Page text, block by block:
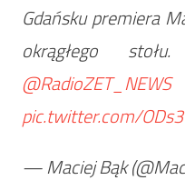
Gdańsku premiera
okrągłego
@RadioZET_NEWS
pic.twitter.com/
— Maciej Bąk